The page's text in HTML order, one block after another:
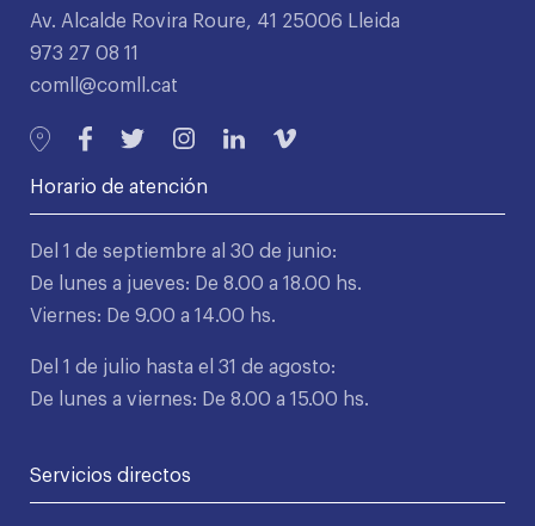
Av. Alcalde Rovira Roure, 41 25006 Lleida
973 27 08 11
comll@comll.cat
Horario de atención
Del 1 de septiembre al 30 de junio:
De lunes a jueves: De 8.00 a 18.00 hs.
Viernes: De 9.00 a 14.00 hs.
Del 1 de julio hasta el 31 de agosto:
De lunes a viernes: De 8.00 a 15.00 hs.
Servicios directos